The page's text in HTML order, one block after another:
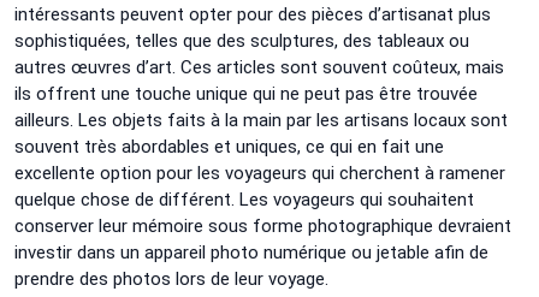
intéressants peuvent opter pour des pièces d’artisanat plus
sophistiquées, telles que des sculptures, des tableaux ou
autres œuvres d’art. Ces articles sont souvent coûteux, mais
ils offrent une touche unique qui ne peut pas être trouvée
ailleurs. Les objets faits à la main par les artisans locaux sont
souvent très abordables et uniques, ce qui en fait une
excellente option pour les voyageurs qui cherchent à ramener
quelque chose de différent. Les voyageurs qui souhaitent
conserver leur mémoire sous forme photographique devraient
investir dans un appareil photo numérique ou jetable afin de
prendre des photos lors de leur voyage.